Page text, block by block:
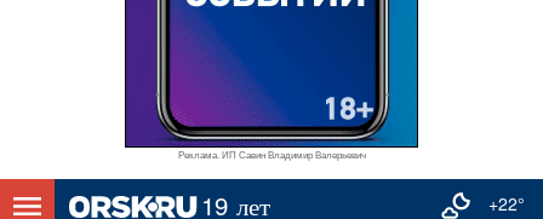
Реклама. ИП Савин Владимир Валерьевич
+22°